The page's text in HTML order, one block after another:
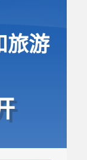
旅游